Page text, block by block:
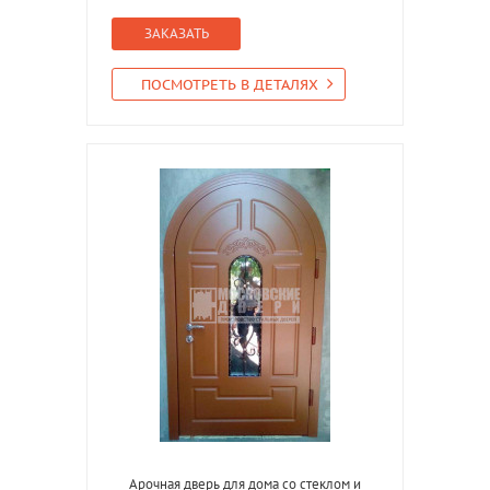
ЗАКАЗАТЬ
ПОСМОТРЕТЬ В ДЕТАЛЯХ
Арочная дверь для дома со стеклом и